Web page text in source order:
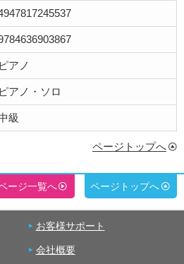
ピアノ
ピアノ・ソロ
級
ページトップへ
ージ一覧へ ページトップへ
お客様サポート
会社概要